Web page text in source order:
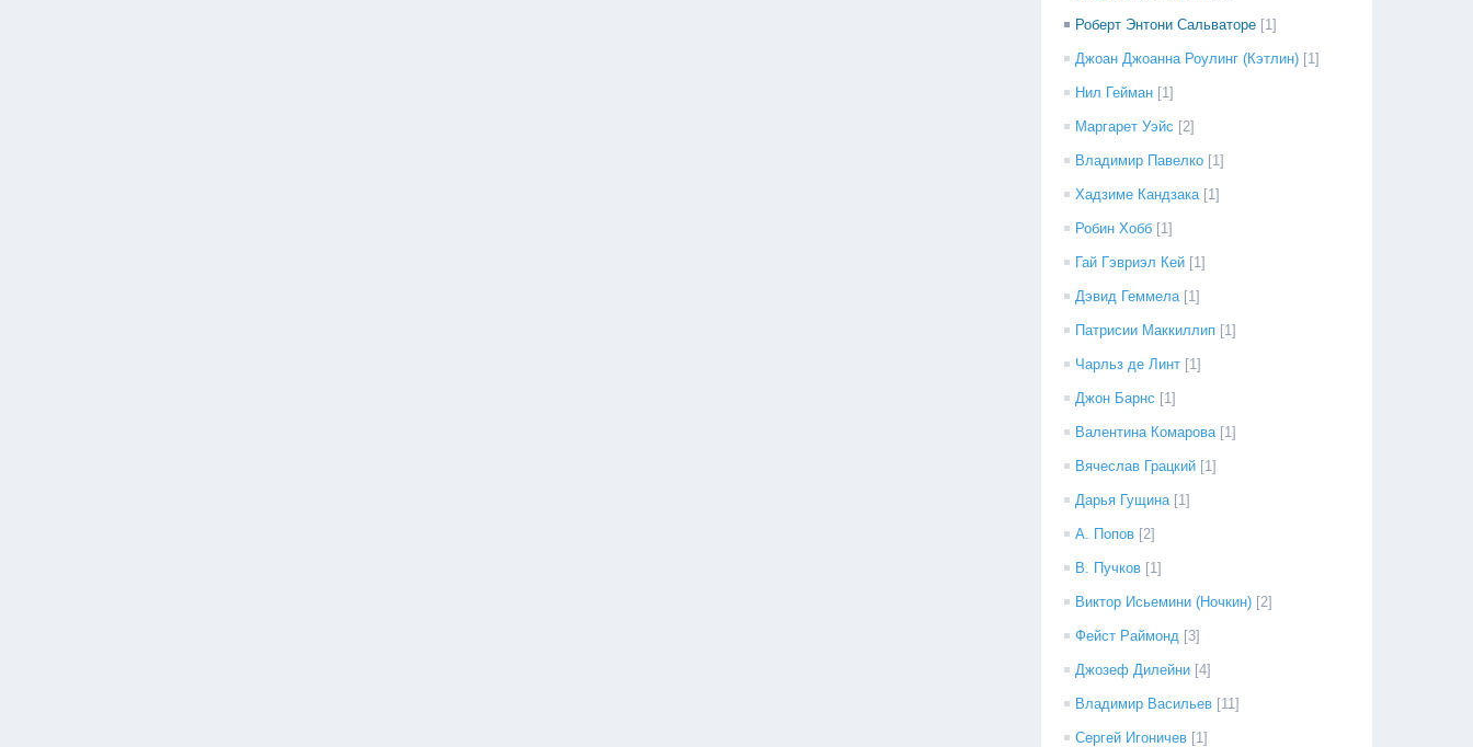
Роберт Энтони Сальваторе [1]
Джоан Джоанна Роулинг (Кэтлин) [1]
Нил Гейман [1]
Маргарет Уэйс [2]
Владимир Павелко [1]
Хадзиме Кандзака [1]
Робин Хобб [1]
Гай Гэвриэл Кей [1]
Дэвид Геммела [1]
Патрисии Маккиллип [1]
Чарльз де Линт [1]
Джон Барнс [1]
Валентина Комарова [1]
Вячеслав Грацкий [1]
Дарья Гущина [1]
А. Попов [2]
В. Пучков [1]
Виктор Исьемини (Ночкин) [2]
Фейст Раймонд [3]
Джозеф Дилейни [4]
Владимир Васильев [11]
Сергей Игоничев [1]